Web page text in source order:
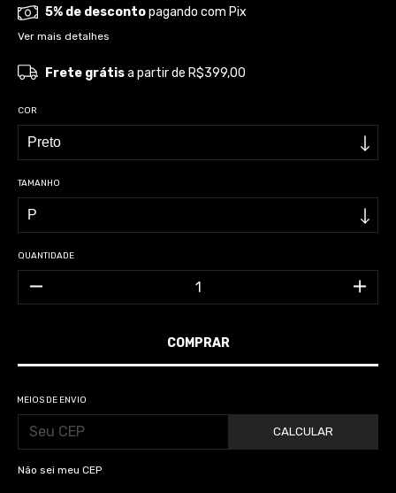
5% de descontopagando com Pix
Ver mais detalhes
Frete grátisa partir de R$399,00
COR
TAMANHO
QUANTIDADE
MEIOS DE ENVIO
CALCULAR
Não sei meu CEP